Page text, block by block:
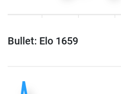
Bullet: Elo 1659